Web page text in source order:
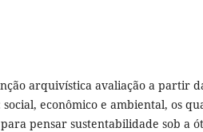
arquivística avaliação a partir
econômico e ambiental, os
pensar sustentabilidade sob a